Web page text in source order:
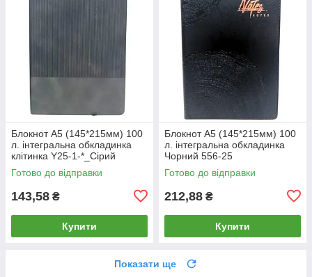
Блокнот А5 (145*215мм) 100
л. інтегральна обкладинка
клітинка Y25-1-*_Сірий
Готово до відправки
143,58 ₴
Купити
Блокнот А5 (145*215мм) 100
л. інтегральна обкладинка
Чорний 556-25
Готово до відправки
212,88 ₴
Купити
Показати ще